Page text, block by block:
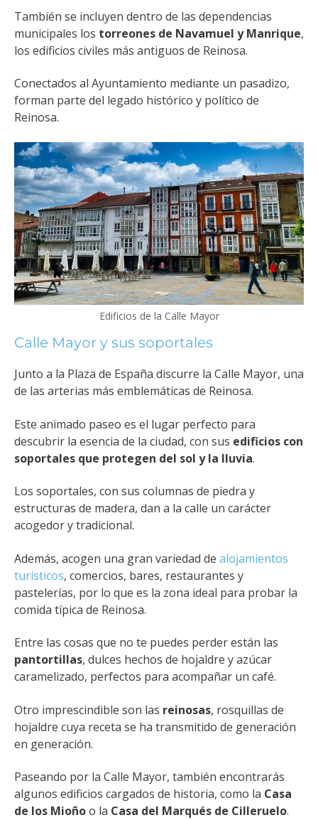
También se incluyen dentro de las dependencias
municipales los torreones de Navamuel y Manrique,
los edificios civiles más antiguos de Reinosa.
Conectados al Ayuntamiento mediante un pasadizo,
forman parte del legado histórico y político de
Reinosa.
Edificios de la Calle Mayor
Calle Mayor y sus soportales
Junto a la Plaza de España discurre la Calle Mayor, una
de las arterias más emblemáticas de Reinosa.
Este animado paseo es el lugar perfecto para
descubrir la esencia de la ciudad, con sus edificios con
soportales que protegen del sol y la lluvia.
Los soportales, con sus columnas de piedra y
estructuras de madera, dan a la calle un carácter
acogedor y tradicional.
Además, acogen una gran variedad de alojamientos
turísticos, comercios, bares, restaurantes y
pastelerías, por lo que es la zona ideal para probar la
comida típica de Reinosa.
Entre las cosas que no te puedes perder están las
pantortillas, dulces hechos de hojaldre y azúcar
caramelizado, perfectos para acompañar un café.
Otro imprescindible son las reinosas, rosquillas de
hojaldre cuya receta se ha transmitido de generación
en generación.
Paseando por la Calle Mayor, también encontrarás
algunos edificios cargados de historia, como la Casa
de los Mioñoo la Casa del Marqués de Cilleruelo.